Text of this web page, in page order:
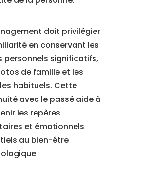
doit privilégier
en conservant les
personnels significatifs,
de famille et les
habituels. Cette
avec le passé aide à
les repères
et émotionnels
au bien-être